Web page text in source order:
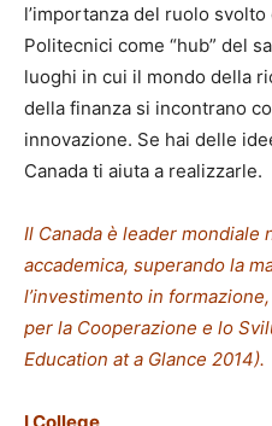
l’importanza del ruolo
Politecnici come “hub” del
luoghi in cui il mondo della
della finanza si incontrano
innovazione. Se hai delle
Canada ti aiuta a realizzarle.
Il Canada è leader mondiale
accademica, superando la
l’investimento in
per la Cooperazione e lo
Education at a Glance 2014).